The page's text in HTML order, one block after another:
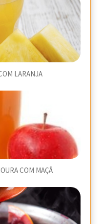
LARANJA
COM MAÇÃ